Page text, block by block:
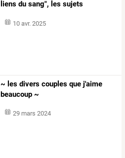
liens du sang", les sujets
10 avr. 2025
~ les divers couples que j'aime
beaucoup ~
29 mars 2024